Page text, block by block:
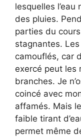
lesquelles
des pluies.
parties du
stagnantes. Les
camouflés, car
exercé peut les
branches. Je
coincé avec
affamés. Mais
faible tirant
permet même